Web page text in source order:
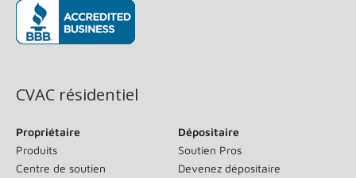
CVAC résidentiel
Propriétaire
Produits
Centre de soutien
Dépositaire
Soutien Pros
Devenez dépositaire